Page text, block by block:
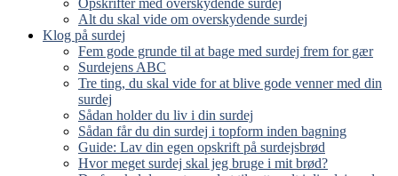
Alt du skal vide om overskydende surdej
Klog på surdej
Fem gode grunde til at bage med surdej frem for gær
Surdejens ABC
Tre ting, du skal vide for at blive gode venner med din
surdej
Sådan holder du liv i din surdej
Sådan får du din surdej i topform inden bagning
Guide: Lav din egen opskrift på surdejsbrød
Hvor meget surdej skal jeg bruge i mit brød?